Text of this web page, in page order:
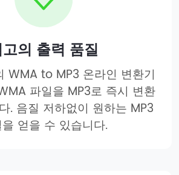
의 출력 품질
WMA to MP3 온라인 변환기
파일을 MP3로 즉시 변환
. 음질 저하없이 원하는 MP3
얻을 수 있습니다.